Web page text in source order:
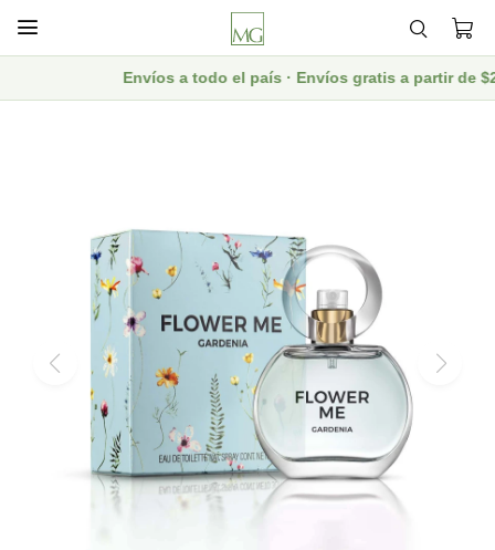

Envíos a todo el país · Envíos gratis a partir de